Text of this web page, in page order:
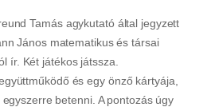
Tamás agykutató által jegyzett
János matematikus és társai
ír. Két játékos játssza.
és egy önző kártyája,
betenni. A pontozás úgy